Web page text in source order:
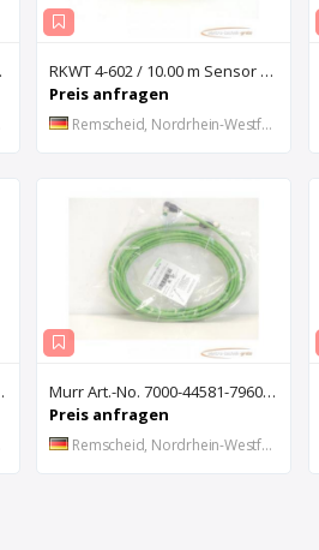
-
RKWT 4-602 / 10.00 m Sensor Anschluß-Leitung - ungebraucht! -
Preis anfragen
Remscheid, Nordrhein-Westfalen, DE
-
Murr Art.-No. 7000-44581-7960750 Sensor-Leitung L = 7.50 m - ungebraucht! -
Preis anfragen
Remscheid, Nordrhein-Westfalen, DE